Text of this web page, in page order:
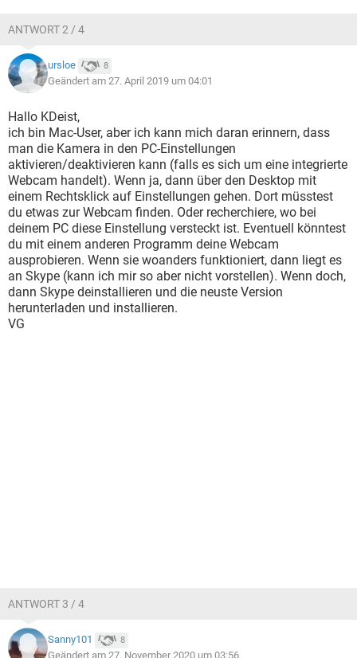
ANTWORT 2 / 4
ursloe 8
Geändert am 27. April 2019 um 04:01
Hallo KDeist,
ich bin Mac-User, aber ich kann mich daran erinnern, dass
man die Kamera in den PC-Einstellungen
aktivieren/deaktivieren kann (falls es sich um eine integrierte
Webcam handelt). Wenn ja, dann über den Desktop mit
einem Rechtsklick auf Einstellungen gehen. Dort müsstest
du etwas zur Webcam finden. Oder recherchiere, wo bei
deinem PC diese Einstellung versteckt ist. Eventuell könntest
du mit einem anderen Programm deine Webcam
ausprobieren. Wenn sie woanders funktioniert, dann liegt es
an Skype (kann ich mir so aber nicht vorstellen). Wenn doch,
dann Skype deinstallieren und die neuste Version
herunterladen und installieren.
VG
ANTWORT 3 / 4
Sanny101 8
Geändert am 27. November 2020 um 03:56